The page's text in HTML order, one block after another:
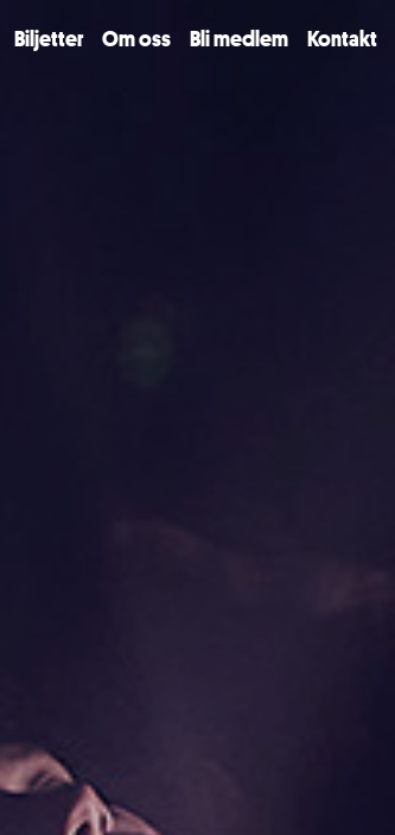
Biljetter Om oss Bli medlem Kontakt